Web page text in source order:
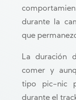
durante la
que
La duración
comer y
tipo pic-nic
durante el